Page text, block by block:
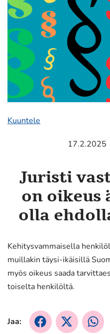
Kuuntele
17.2.2025
Juristi
on oikeus
olla
Kehitysvammaisella
muillakin täysi-ikäisillä
myös oikeus saada
toiselta henkilöltä.
Jaa:
Jaa
Jaa
Jaa